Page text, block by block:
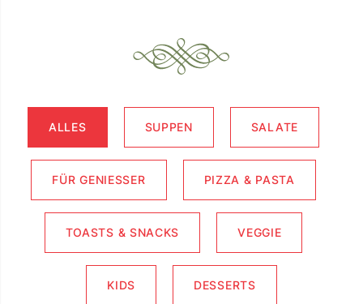
ALLES SUPPEN SALATE
FÜR GENIESSER PIZZA & PASTA
TOASTS & SNACKS VEGGIE
KIDS DESSERTS